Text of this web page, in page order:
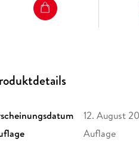
12. August
Auflage